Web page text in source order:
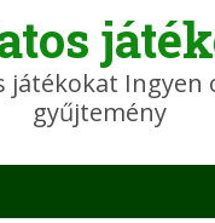
játékokat Ingyen
gyűjtemény